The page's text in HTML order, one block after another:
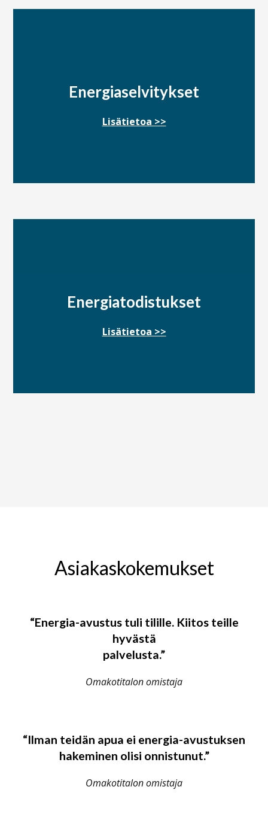
Energiaselvitykset
Lisätietoa >>
Energiatodistukset
Lisätietoa >>
Asiakaskokemukset
“Energia-avustus tuli tilille. Kiitos teille
hyvästä
palvelusta.”
Omakotitalon omistaja
“Ilman teidän apua ei energia-avustuksen
hakeminen olisi onnistunut.”
Omakotitalon omistaja